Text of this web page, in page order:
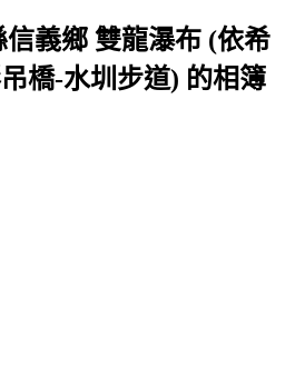
信義鄉 雙龍瀑布 (依希
橋-水圳步道) 的相簿